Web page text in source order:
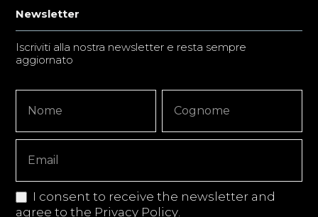
Newsletter
Iscriviti alla nostra newsletter e resta sempre
aggiornato
Signup
Copy
I consent to receive the newsletter and
agree to the Privacy Policy